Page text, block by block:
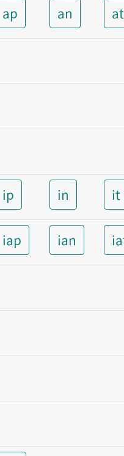
ap an at
ip in it
iap ian